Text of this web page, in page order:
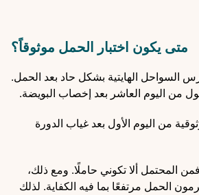
متى يكون اختبار الحمل موثوقاً؟
السواحل الهايتية بشكل حاد بعد الحمل.
من اليوم العاشر بعد إخصاب البويضة.
من اليوم الأول بعد غياب الدورة
فمن المحتمل ألا تكوني حاملًا. ومع ذلك،
الحمل مرتفعًا بما فيه الكفاية. لذلك